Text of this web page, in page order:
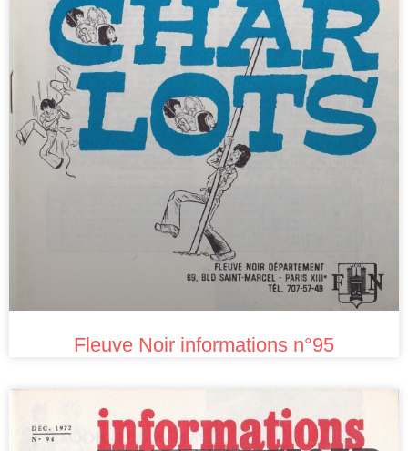
Fleuve Noir informations n°95